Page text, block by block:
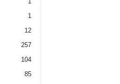
1
12
257
104
85